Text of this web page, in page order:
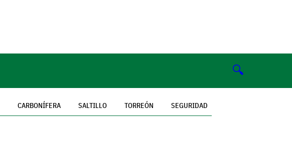
🔍
CARBONÍFERA SALTILLO TORREÓN SEGURIDAD